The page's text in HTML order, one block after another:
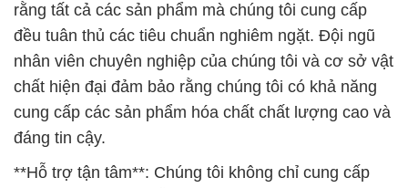
rằng tất cả các sản phẩm mà chúng tôi cung cấp
đều tuân thủ các tiêu chuẩn nghiêm ngặt. Đội ngũ
nhân viên chuyên nghiệp của chúng tôi và cơ sở vật
chất hiện đại đảm bảo rằng chúng tôi có khả năng
cung cấp các sản phẩm hóa chất chất lượng cao và
đáng tin cậy.
**Hỗ trợ tận tâm**: Chúng tôi không chỉ cung cấp